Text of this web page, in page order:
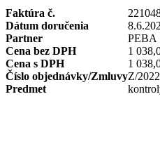
Faktúra č.
Dátum doručenia
Partner
PEBA
Cena bez DPH
1
Cena s DPH
1
Číslo objednávky/ZmluvyZ/
Predmet